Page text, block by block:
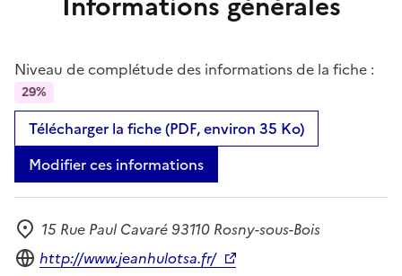
Niveau de complétude des informations de la fiche :
29%
Télécharger la fiche (PDF, environ 35 Ko)
Modifier ces informations
Adresse
15 Rue Paul Cavaré 93110 Rosny-sous-Bois
Site internet
http://www.jeanhulotsa.fr/